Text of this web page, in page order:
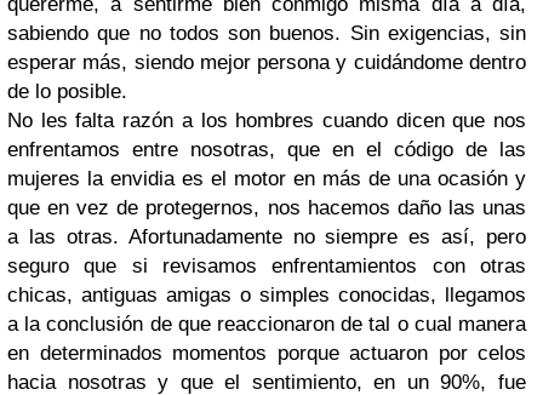
sabiendo que no todos son buenos. Sin exigencias, sin
esperar más, siendo mejor persona y cuidándome dentro
de lo posible.
No les falta razón a los hombres cuando dicen que nos
enfrentamos entre nosotras, que en el código de las
mujeres la envidia es el motor en más de una ocasión y
que en vez de protegernos, nos hacemos daño las unas
a las otras. Afortunadamente no siempre es así, pero
seguro que si revisamos enfrentamientos con otras
chicas, antiguas amigas o simples conocidas, llegamos
a la conclusión de que reaccionaron de tal o cual manera
en determinados momentos porque actuaron por celos
hacia nosotras y que el sentimiento, en un 90%, fue